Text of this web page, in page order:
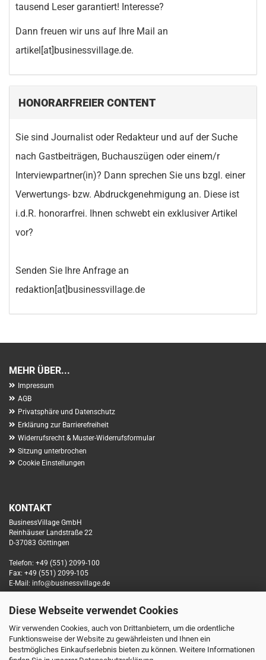
Diese Webseite verwendet Cookies
Wir verwenden Cookies, auch von Drittanbietern, um die ordentliche
Funktionsweise der Website zu gewährleisten und Ihnen ein
bestmögliches Einkaufserlebnis bieten zu können. Weitere Informationen
tausend Leser garantiert! Interesse?
Dann freuen wir uns auf Ihre Mail an
artikel[at]businessvillage.de.
HONORARFREIER CONTENT
Sie sind Journalist oder Redakteur und auf der Suche
nach Gastbeiträgen, Buchauszügen oder einem/r
Interviewpartner(in)? Dann sprechen Sie uns bzgl. einer
Verwertungs- bzw. Abdruckgenehmigung an. Diese ist
i.d.R. honorarfrei. Ihnen schwebt ein exklusiver Artikel
vor?
Senden Sie Ihre Anfrage an
redaktion[at]businessvillage.de
MEHR ÜBER...
Impressum
AGB
Privatsphäre und Datenschutz
Erklärung zur Barrierefreiheit
Widerrufsrecht & Muster-Widerrufsformular
Sitzung unterbrochen
Cookie Einstellungen
KONTAKT
BusinessVillage GmbH
Reinhäuser Landstraße 22
D-37083 Göttingen
Telefon: +49 (551) 2099-100
Fax: +49 (551) 2099-105
E-Mail: info@businessvillage.de
SOCIAL MEDIA